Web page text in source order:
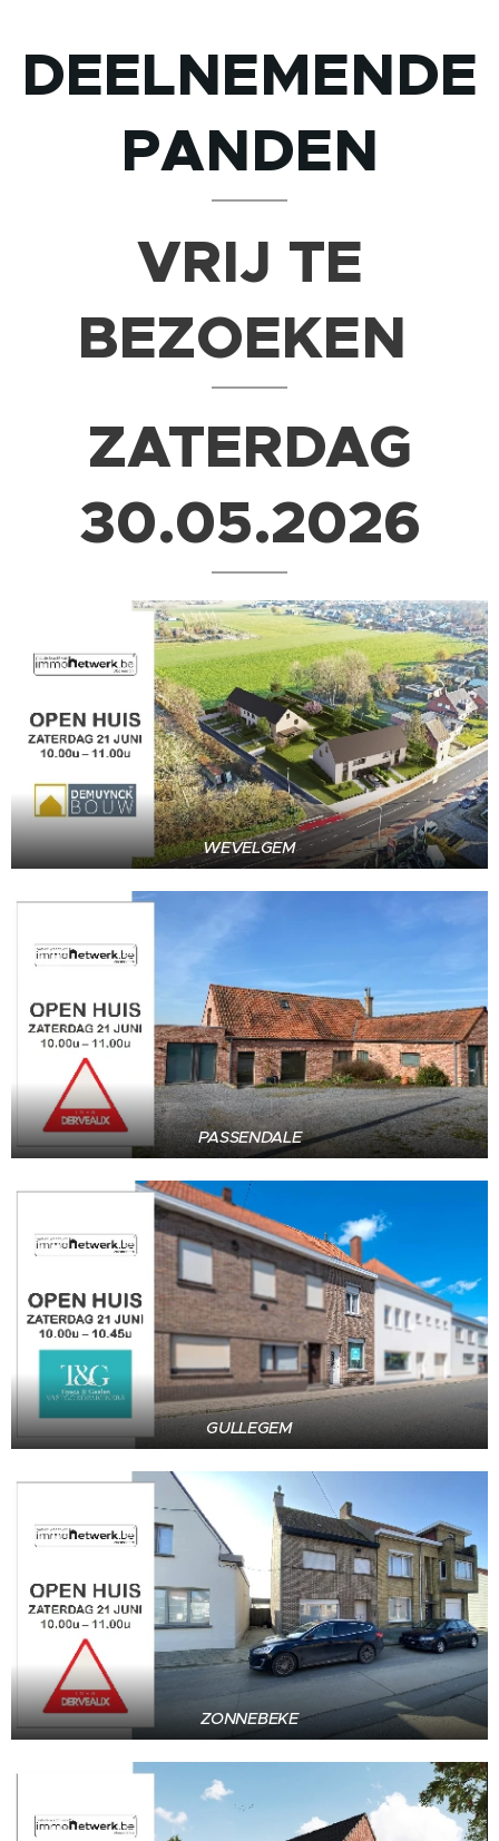
DEELNEMENDE
PANDEN
VRIJ TE
BEZOEKEN
ZATERDAG
30.05.2026
WEVELGEM
PASSENDALE
GULLEGEM
ZONNEBEKE